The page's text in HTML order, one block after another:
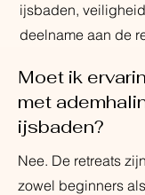
ijsbaden,
deelname aan de
Moet ik
met
ijsbaden?
Nee. De retreats
zowel beginners